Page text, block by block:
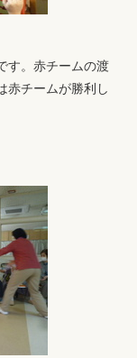
す。赤チームの渡
赤チームが勝利し